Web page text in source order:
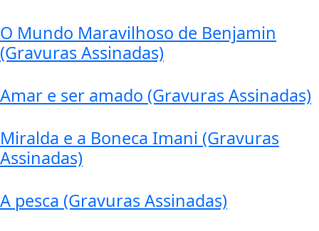
O Mundo Maravilhoso de Benjamin
(Gravuras Assinadas)
Amar e ser amado (Gravuras Assinadas)
Miralda e a Boneca Imani (Gravuras
Assinadas)
A pesca (Gravuras Assinadas)